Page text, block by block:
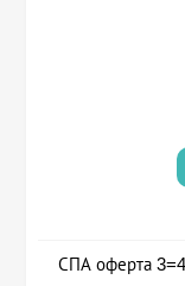
СПА оферта